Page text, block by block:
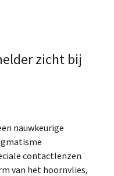
zicht bij
nauwkeurige
contactlenzen
van het hoornvlies,